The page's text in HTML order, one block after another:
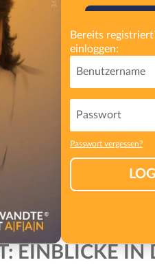
Bereits
einloggen:
Passwort vergessen?
EINBLICKE IN